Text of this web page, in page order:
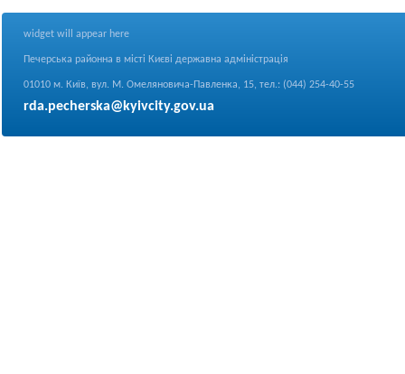
widget will appear here
Печерська районна в місті Києві державна адміністрація
01010 м. Київ, вул. М. Омеляновича-Павленка, 15, тел.: (044) 254-40-55
rda.pecherska@kyivcity.gov.ua